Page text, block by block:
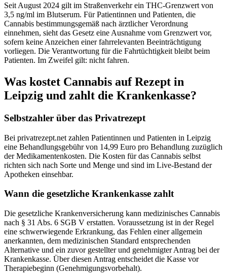
Seit August 2024 gilt im Straßenverkehr ein THC-Grenzwert von
3,5 ng/ml im Blutserum. Für Patientinnen und Patienten, die
Cannabis bestimmungsgemäß nach ärztlicher Verordnung
einnehmen, sieht das Gesetz eine Ausnahme vom Grenzwert vor,
sofern keine Anzeichen einer fahrrelevanten Beeinträchtigung
vorliegen. Die Verantwortung für die Fahrtüchtigkeit bleibt beim
Patienten. Im Zweifel gilt: nicht fahren.
Was kostet Cannabis auf Rezept in
Leipzig und zahlt die Krankenkasse?
Selbstzahler über das Privatrezept
Bei privatrezept.net zahlen Patientinnen und Patienten in Leipzig
eine Behandlungsgebühr von 14,99 Euro pro Behandlung zuzüglich
der Medikamentenkosten. Die Kosten für das Cannabis selbst
richten sich nach Sorte und Menge und sind im Live-Bestand der
Apotheken einsehbar.
Wann die gesetzliche Krankenkasse zahlt
Die gesetzliche Krankenversicherung kann medizinisches Cannabis
nach § 31 Abs. 6 SGB V erstatten. Voraussetzung ist in der Regel
eine schwerwiegende Erkrankung, das Fehlen einer allgemein
anerkannten, dem medizinischen Standard entsprechenden
Alternative und ein zuvor gestellter und genehmigter Antrag bei der
Krankenkasse. Über diesen Antrag entscheidet die Kasse vor
Therapiebeginn (Genehmigungsvorbehalt).